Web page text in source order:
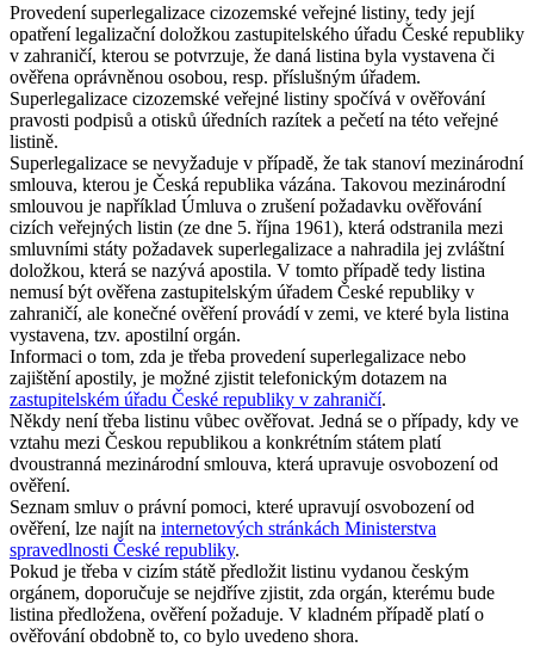
Provedení superlegalizace cizozemské veřejné listiny, tedy její
opatření legalizační doložkou zastupitelského úřadu České republiky
v zahraničí, kterou se potvrzuje, že daná listina byla vystavena či
ověřena oprávněnou osobou, resp. příslušným úřadem.
Superlegalizace cizozemské veřejné listiny spočívá v ověřování
pravosti podpisů a otisků úředních razítek a pečetí na této veřejné
listině.
Superlegalizace se nevyžaduje v případě, že tak stanoví mezinárodní
smlouva, kterou je Česká republika vázána. Takovou mezinárodní
smlouvou je například Úmluva o zrušení požadavku ověřování
cizích veřejných listin (ze dne 5. října 1961), která odstranila mezi
smluvními státy požadavek superlegalizace a nahradila jej zvláštní
doložkou, která se nazývá apostila. V tomto případě tedy listina
nemusí být ověřena zastupitelským úřadem České republiky v
zahraničí, ale konečné ověření provádí v zemi, ve které byla listina
vystavena, tzv. apostilní orgán.
Informaci o tom, zda je třeba provedení superlegalizace nebo
zajištění apostily, je možné zjistit telefonickým dotazem na
zastupitelském úřadu České republiky v zahraničí.
Někdy není třeba listinu vůbec ověřovat. Jedná se o případy, kdy ve
vztahu mezi Českou republikou a konkrétním státem platí
dvoustranná mezinárodní smlouva, která upravuje osvobození od
ověření.
Seznam smluv o právní pomoci, které upravují osvobození od
ověření, lze najít na internetových stránkách Ministerstva
spravedlnosti České republiky.
Pokud je třeba v cizím státě předložit listinu vydanou českým
orgánem, doporučuje se nejdříve zjistit, zda orgán, kterému bude
listina předložena, ověření požaduje. V kladném případě platí o
ověřování obdobně to, co bylo uvedeno shora.